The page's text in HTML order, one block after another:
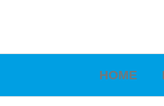
HOME